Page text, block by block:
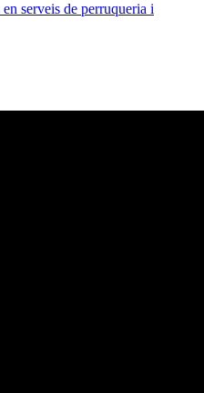
serveis de perruqueria i